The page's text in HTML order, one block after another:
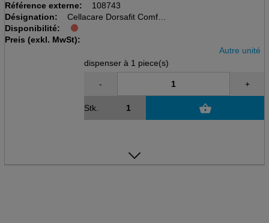
Référence externe:
108743
Désignation:
Cellacare Dorsafit Comfort
disp à 1 pcs, taille 4
Rückenbandage
Disponibilité:
Preis (exkl. MwSt):
Autre unité
dispenser à 1 piece(s)
- +
Stk.